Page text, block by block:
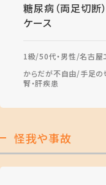
糖尿病（両足切
ケース
1級 50代・男性 名古屋
からだが不自由 手足の
腎・肝疾患
怪我や事故